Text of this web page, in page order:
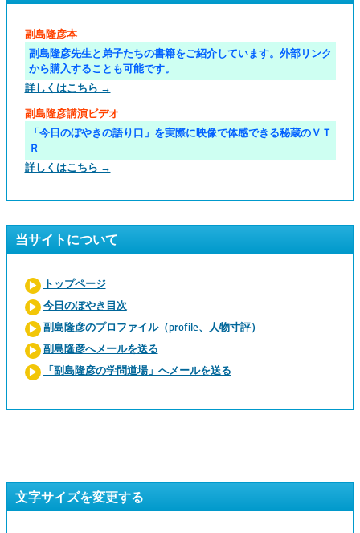
副島隆彦本
副島隆彦先生と弟子たちの書籍をご紹介しています。外部リンク
から購入することも可能です。
詳しくはこちら →
副島隆彦講演ビデオ
「今日のぼやきの語り口」を実際に映像で体感できる秘蔵のＶＴ
Ｒ
詳しくはこちら →
当サイトについて
トップページ
今日のぼやき目次
副島隆彦のプロファイル（profile、人物寸評）
副島隆彦へメールを送る
「副島隆彦の学問道場」へメールを送る
文字サイズを変更する